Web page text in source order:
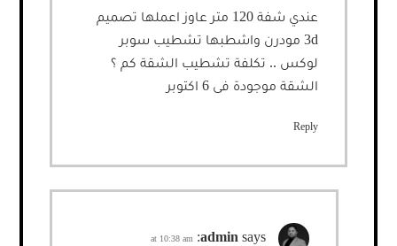
عندي شفة 120 متر عاوز اعملها تصميم
3d مودرن واشطبها تشطيب سوبر
لوكس .. تكلفة تشطيب الشقة كم ؟
الشقة موجودة فى 6 اكتوبر
Reply
admin says:
at 10:38 am